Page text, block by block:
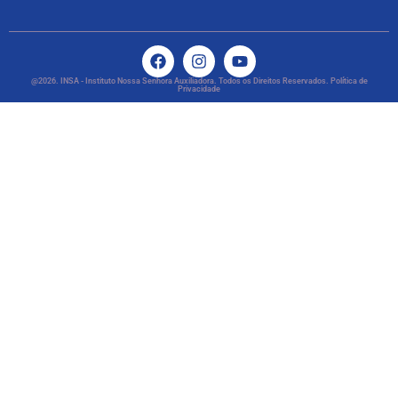
@2026. INSA - Instituto Nossa Senhora Auxiliadora. Todos os Direitos Reservados. Política de
Privacidade